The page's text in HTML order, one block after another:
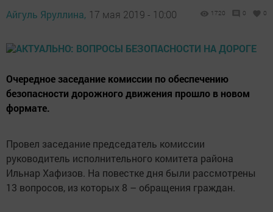
Айгуль Яруллина, 17 мая 2019 - 10:00 1720 0 0
Очередное заседание комиссии по обеспечению
безопасности дорожного движения прошло в новом
формате.
Провел заседание председатель комиссии
руководитель исполнительного комитета района
Ильнар Хафизов. На повестке дня были рассмотрены
13 вопросов, из которых 8 – обращения граждан.